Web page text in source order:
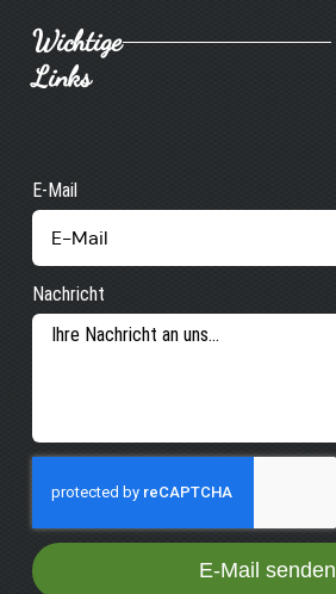
Wichtige
Links
E-Mail
Nachricht
E-Mail senden